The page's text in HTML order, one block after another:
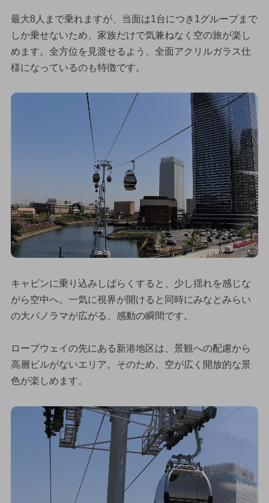
最大8人まで乗れますが、当面は1台につき1グループまで
しか乗せないため、家族だけで気兼ねなく空の旅が楽し
めます。全方位を見渡せるよう、全面アクリルガラス仕
様になっているのも特徴です。
キャビンに乗り込みしばらくすると、少し揺れを感じな
がら空中へ。一気に視界が開けると同時にみなとみらい
の大パノラマが広がる、感動の瞬間です。
ロープウェイの先にある新港地区は、景観への配慮から
高層ビルがないエリア。そのため、空が広く開放的な景
色が楽しめます。